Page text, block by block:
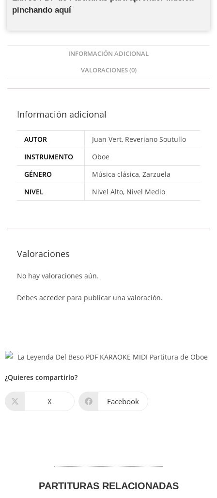
¿Quieres compartirlo?
X Facebook
pinchando aquí
INFORMACIÓN ADICIONAL
VALORACIONES (0)
Información adicional
AUTOR
Juan Vert, Reveriano Soutullo
INSTRUMENTO
Oboe
GÉNERO
Música clásica, Zarzuela
NIVEL
Nivel Alto, Nivel Medio
Valoraciones
No hay valoraciones aún.
Debes acceder para publicar una valoración.
PARTITURAS RELACIONADAS